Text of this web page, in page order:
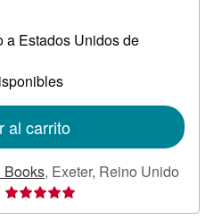
a Estados Unidos de
al carrito
Books, Exeter, Reino Unido
Calificación
del